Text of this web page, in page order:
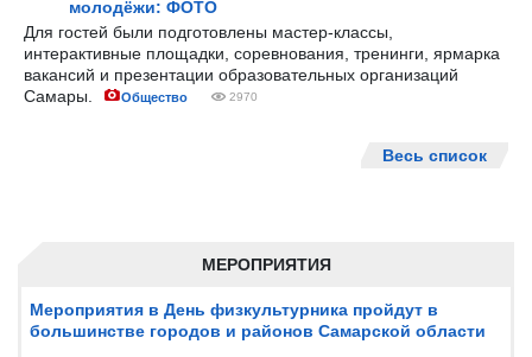
МЕРОПРИЯТИЯ
Мероприятия в День физкультурника пройдут в
большинстве городов и районов Самарской области
молодёжи: ФОТО
Для гостей были подготовлены мастер-классы,
интерактивные площадки, соревнования, тренинги, ярмарка
вакансий и презентации образовательных организаций
Самары.
Общество 2970
Весь список